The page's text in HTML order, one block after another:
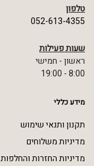
טלפון
052-613-4355
שעות פעילות
ראשון - חמישי
8:00 - 19:00
מידע כללי
תקנון ותנאי שימוש
מדיניות משלוחים
מדיניות החזרות והחלפות